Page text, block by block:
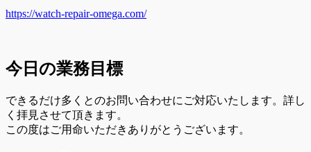
https://watch-repair-omega.com/
今日の業務目標
できるだけ多くとのお問い合わせにご対応いたします。詳し
く拝見させて頂きます。
この度はご用命いただきありがとうございます。